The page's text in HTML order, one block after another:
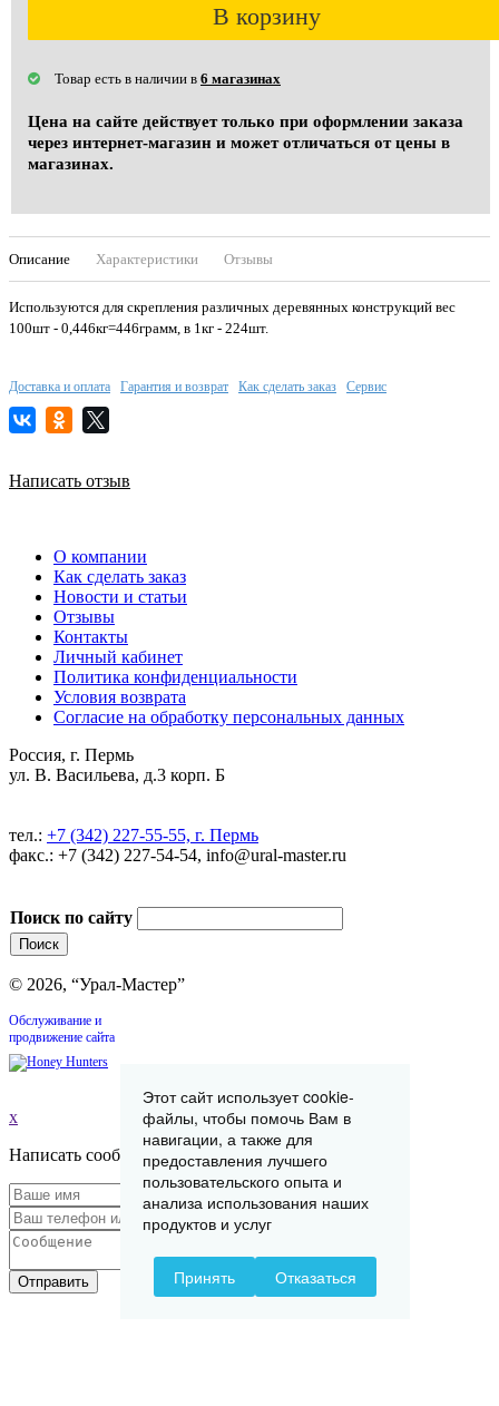
В корзину
Товар есть в наличии в 6 магазинах
Цена на сайте действует только при оформлении заказа
через интернет-магазин и может отличаться от цены в
магазинах.
Описание Характеристики Отзывы
Используются для скрепления различных деревянных конструкций вес
100шт - 0,446кг=446грамм, в 1кг - 224шт.
Доставка и оплата Гарантия и возврат Как сделать заказ Сервис
Написать отзыв
О компании
Как сделать заказ
Новости и статьи
Отзывы
Контакты
Личный кабинет
Политика конфиденциальности
Условия возврата
Согласие на обработку персональных данных
Россия, г. Пермь
ул. В. Васильева, д.3 корп. Б
тел.: +7 (342) 227-55-55, г. Пермь
факс.: +7 (342) 227-54-54, info@ural-master.ru
Поиск по сайту
© 2026, “Урал-Мастер”
Обслуживание и
продвижение сайта
x
Написать сообщение
Отправить
Этот сайт использует cookie-
файлы, чтобы помочь Вам в
навигации, а также для
предоставления лучшего
пользовательского опыта и
анализа использования наших
продуктов и услуг
Принять Отказаться